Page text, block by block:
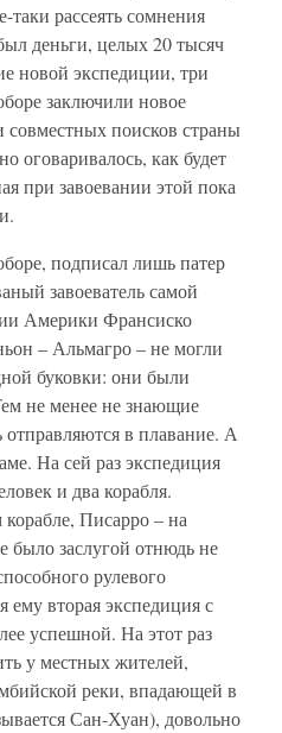
рассеять сомнения
деньги, целых 20 тысяч
новой экспедиции, три
заключили новое
поисков страны
оговаривалось, как будет
при завоевании этой пока
подписал лишь патер
завоеватель самой
Америки Франсиско
– Альмагро – не могли
буковки: они были
не менее не знающие
отправляются в плавание. А
На сей раз экспедиция
и два корабля.
Писарро – на
было заслугой отнюдь не
рулевого
ему вторая экспедиция с
успешной. На этот раз
у местных жителей,
реки, впадающей в
Сан-Хуан), довольно